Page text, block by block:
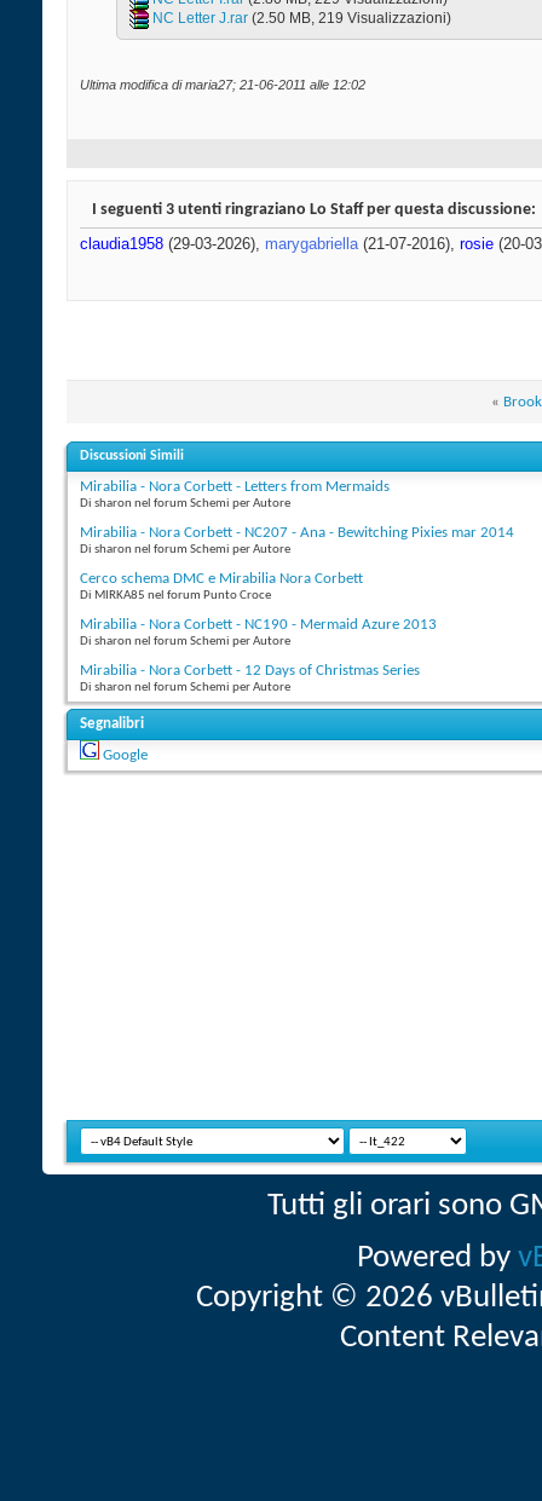
NC Letter J.rar‎ (2.50 MB, 219 Visualizzazioni)
Ultima modifica di maria27; 21-06-2011 alle 12:02
I seguenti 3 utenti ringraziano Lo Staff per questa discussione:
claudia1958 (29-03-2026), marygabriella(21-07-2016), rosie (20-
«
Discussioni Simili
Mirabilia - Nora Corbett - Letters from Mermaids
Di sharon nel forum Schemi per Autore
Mirabilia - Nora Corbett - NC207 - Ana - Bewitching Pixies mar 2014
Di sharon nel forum Schemi per Autore
Cerco schema DMC e Mirabilia Nora Corbett
Di MIRKA85 nel forum Punto Croce
Mirabilia - Nora Corbett - NC190 - Mermaid Azure 2013
Di sharon nel forum Schemi per Autore
Mirabilia - Nora Corbett - 12 Days of Christmas Series
Di sharon nel forum Schemi per Autore
Segnalibri
Google
Tutti gli orari sono
Powered by
Copyright © 2026
Content